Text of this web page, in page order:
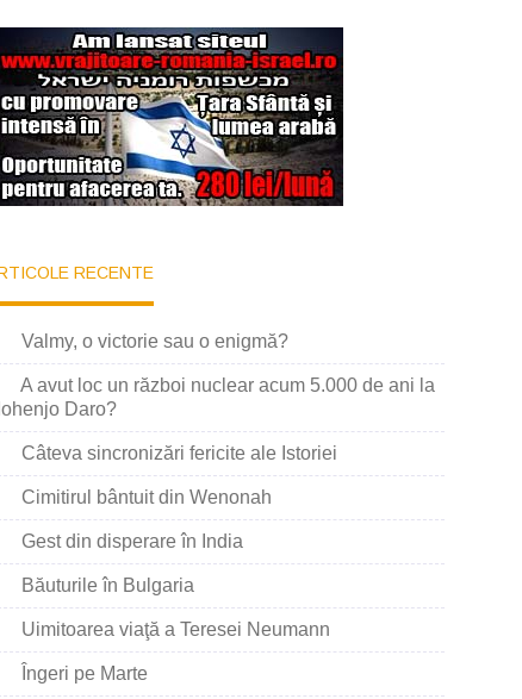
RECENTE
Valmy, o victorie sau o enigmă?
A avut loc un război nuclear acum 5.000 de ani la
Daro?
Câteva sincronizări fericite ale Istoriei
Cimitirul bântuit din Wenonah
Gest din disperare în India
Băuturile în Bulgaria
Uimitoarea viaţă a Teresei Neumann
Îngeri pe Marte